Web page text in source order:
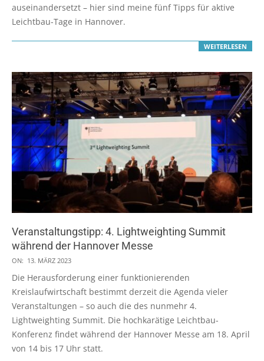
auseinandersetzt – hier sind meine fünf Tipps für aktive
Leichtbau-Tage in Hannover.
WEITERLESEN
Veranstaltungstipp: 4. Lightweighting Summit
während der Hannover Messe
2023-
03-
13
ON: 13. MÄRZ 2023
Die Herausforderung einer funktionierenden
Kreislaufwirtschaft bestimmt derzeit die Agenda vieler
Veranstaltungen – so auch die des nunmehr 4.
Lightweighting Summit. Die hochkarätige Leichtbau-
Konferenz findet während der Hannover Messe am 18. April
von 14 bis 17 Uhr statt.